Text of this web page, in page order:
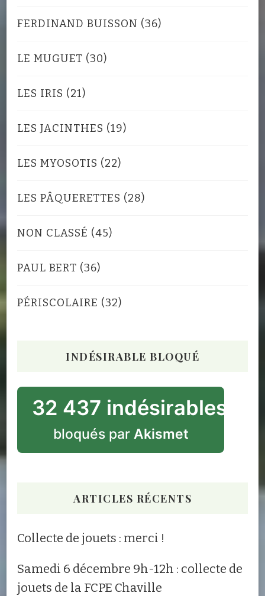
FERDINAND BUISSON (36)
LE MUGUET (30)
LES IRIS (21)
LES JACINTHES (19)
LES MYOSOTIS (22)
LES PÂQUERETTES (28)
NON CLASSÉ (45)
PAUL BERT (36)
PÉRISCOLAIRE (32)
INDÉSIRABLE BLOQUÉ
32 437 indésirables
bloqués par Akismet
ARTICLES RÉCENTS
Collecte de jouets : merci !
Samedi 6 décembre 9h-12h : collecte de
jouets de la FCPE Chaville